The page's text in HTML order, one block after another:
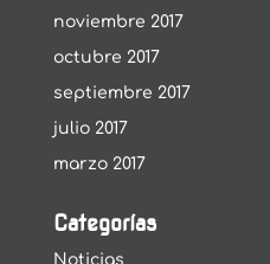
noviembre 2017
octubre 2017
septiembre 2017
julio 2017
marzo 2017
Categorías
Noticias